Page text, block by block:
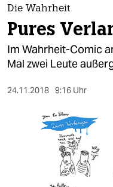
themen
politik
öko
gesellschaft
Die Wahrheit
Pures
Im Wahrheit-Comic
Mal zwei Leute
24.11.2018 9:16 Uhr